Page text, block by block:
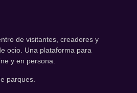
de visitantes, creadores y
ocio. Una plataforma para
y en persona.
parques.